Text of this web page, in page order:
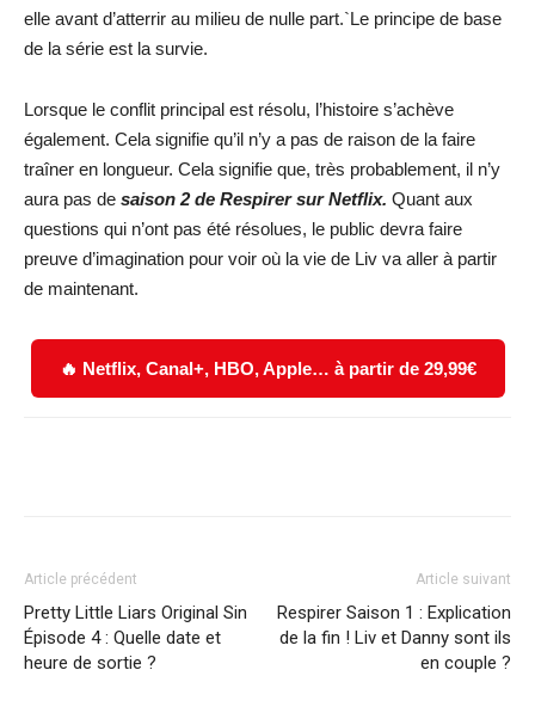
elle avant d’atterrir au milieu de nulle part.`Le principe de base
de la série est la survie.
Lorsque le conflit principal est résolu, l’histoire s’achève
également. Cela signifie qu’il n’y a pas de raison de la faire
traîner en longueur. Cela signifie que, très probablement, il n’y
aura pas de saison 2 de Respirer sur Netflix. Quant aux
questions qui n’ont pas été résolues, le public devra faire
preuve d’imagination pour voir où la vie de Liv va aller à partir
de maintenant.
🔥 Netflix, Canal+, HBO, Apple… à partir de 29,99€
Article précédent
Pretty Little Liars Original Sin
Épisode 4 : Quelle date et
heure de sortie ?
Article suivant
Respirer Saison 1 : Explication
de la fin ! Liv et Danny sont ils
en couple ?